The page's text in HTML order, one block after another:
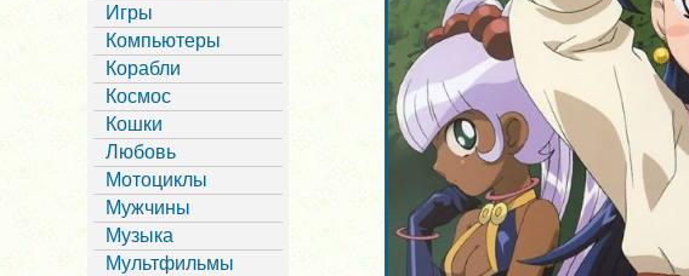
Игры
Компьютеры
Корабли
Космос
Кошки
Любовь
Мотоциклы
Мужчины
Музыка
Мультфильмы